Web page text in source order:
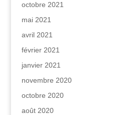
octobre 2021
mai 2021
avril 2021
février 2021
janvier 2021
novembre 2020
octobre 2020
août 2020